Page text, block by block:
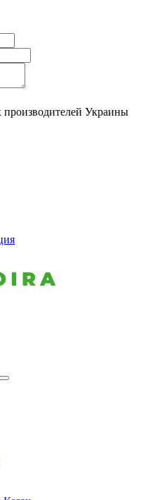
производителей Украины